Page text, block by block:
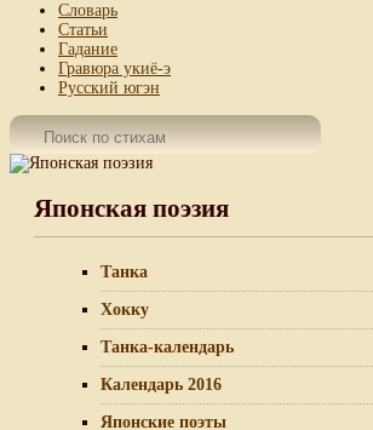
Словарь
Статьи
Гадание
Гравюра укиё-э
Русский югэн
Японская поэзия
Танка
Хокку
Танка-календарь
Календарь 2016
Японские поэты